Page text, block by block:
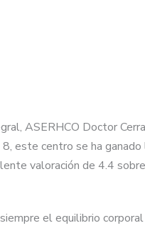
ASERHCO Doctor
este centro se ha ganado
valoración de 4.4
el equilibrio